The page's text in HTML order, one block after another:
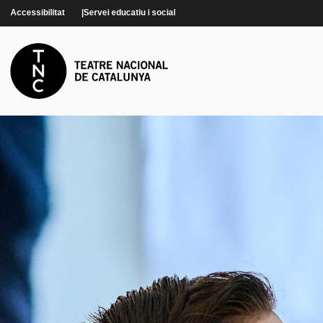
Accessibilitat Servei educatiu i social